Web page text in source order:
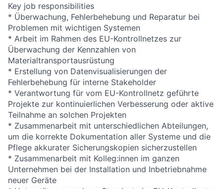
Key job responsibilities
* Überwachung, Fehlerbehebung und Reparatur bei
Problemen mit wichtigen Systemen
* Arbeit im Rahmen des EU-Kontrollnetzes zur
Überwachung der Kennzahlen von
Materialtransportausrüstung
* Erstellung von Datenvisualisierungen der
Fehlerbehebung für interne Stakeholder
* Verantwortung für vom EU-Kontrollnetz geführte
Projekte zur kontinuierlichen Verbesserung oder aktive
Teilnahme an solchen Projekten
* Zusammenarbeit mit unterschiedlichen Abteilungen,
um die korrekte Dokumentation aller Systeme und die
Pflege akkurater Sicherungskopien sicherzustellen
* Zusammenarbeit mit Kolleg:innen im ganzen
Unternehmen bei der Installation und Inbetriebnahme
neuer Geräte